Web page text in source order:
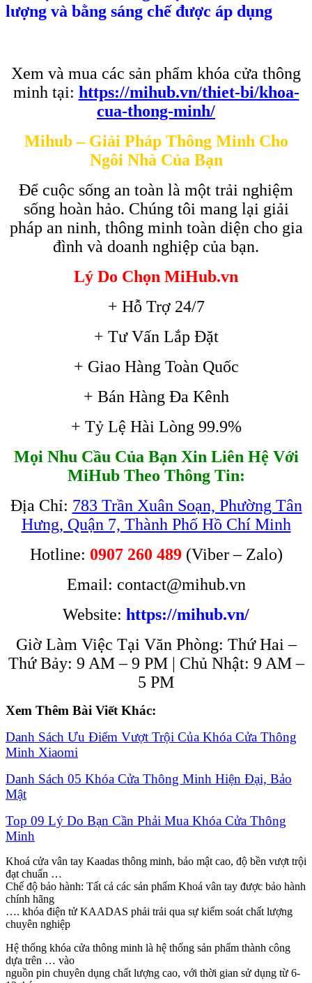
lượng và bằng sáng chế được áp dụng
Xem và mua các sản phẩm khóa cửa thông
minh tại: https://mihub.vn/thiet-bi/khoa-
cua-thong-minh/
Mihub – Giải Pháp Thông Minh Cho
Ngôi Nhà Của Bạn
Để cuộc sống an toàn là một trải nghiệm
sống hoàn hảo. Chúng tôi mang lại giải
pháp an ninh, thông minh toàn diện cho gia
đình và doanh nghiệp của bạn.
Lý Do Chọn MiHub.vn
+ Hỗ Trợ 24/7
+ Tư Vấn Lắp Đặt
+ Giao Hàng Toàn Quốc
+ Bán Hàng Đa Kênh
+ Tỷ Lệ Hài Lòng 99.9%
Mọi Nhu Cầu Của Bạn Xin Liên Hệ Với
MiHub Theo Thông Tin:
Địa Chỉ: 783 Trần Xuân Soạn, Phường Tân
Hưng, Quận 7, Thành Phố Hồ Chí Minh
Hotline: 0907 260 489(Viber – Zalo)
Email: contact@mihub.vn
Website: https://mihub.vn/
Giờ Làm Việc Tại Văn Phòng: Thứ Hai –
Thứ Bảy: 9 AM – 9 PM | Chủ Nhật: 9 AM –
5 PM
Xem Thêm Bài Viết Khác:
Danh Sách Ưu Điểm Vượt Trội Của Khóa Cửa Thông
Minh Xiaomi
Danh Sách 05 Khóa Cửa Thông Minh Hiện Đại, Bảo
Mật
Top 09 Lý Do Bạn Cần Phải Mua Khóa Cửa Thông
Minh
Khoá cửa vân tay Kaadas thông minh, bảo mật cao, độ bền vượt trội
đạt chuẩn …
Chế độ bảo hành: Tất cả các sản phẩm Khoá vân tay được bảo hành
chính hãng
…. khóa điện tử KAADAS phải trải qua sự kiểm soát chất lượng
chuyên nghiệp
Hệ thống khóa cửa thông minh là hệ thống sản phẩm thành công
dựa trên … vào
nguồn pin chuyên dụng chất lượng cao, với thời gian sử dụng từ 6-